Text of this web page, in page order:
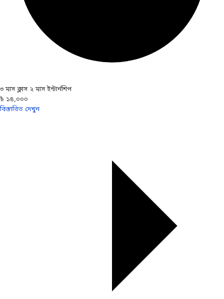
৩ মাস ক্লাস ২ মাস ইন্টার্নশিপ
৳ ১৪,০০০
বিস্তারিত দেখুন